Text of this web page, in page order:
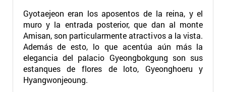
Gyotaejeon eran los aposentos de la reina, y el
muro y la entrada posterior, que dan al monte
Amisan, son particularmente atractivos a la vista.
Además de esto, lo que acentúa aún más la
elegancia del palacio Gyeongbokgung son sus
estanques de flores de loto, Gyeonghoeru y
Hyangwonjeoung.